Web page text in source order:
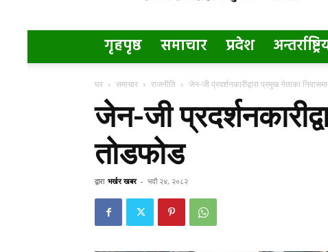
गृहपृष्ठ समाचार प्रदेश
घर समाचार राजनीति जेन-जी प्रदर्शनकारीद्वारा प्रमुख नेताका
जेन-जी
तोडफोड
द्वारा भर्खर खबर - भदौ २४, २०८२